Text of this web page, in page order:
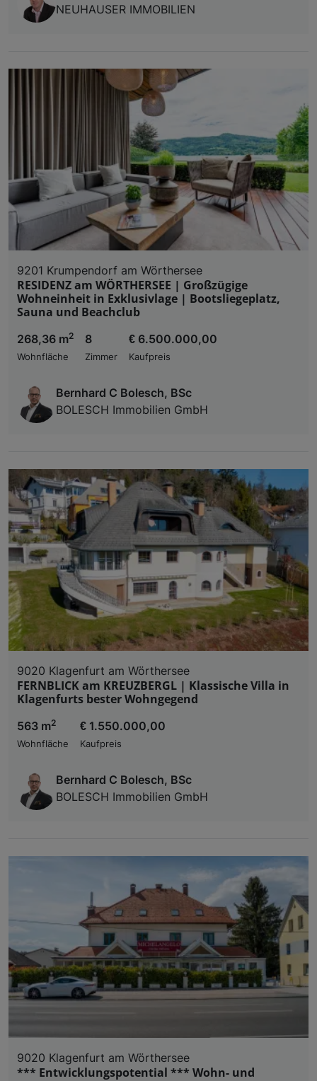
NEUHAUSER IMMOBILIEN
9201 Krumpendorf am Wörthersee
RESIDENZ am WÖRTHERSEE | Großzügige
Wohneinheit in Exklusivlage | Bootsliegeplatz,
Sauna und Beachclub
268,36 m2
Wohnfläche
8
Zimmer
€ 6.500.000,00
Kaufpreis
Bernhard C Bolesch, BSc
BOLESCH Immobilien GmbH
9020 Klagenfurt am Wörthersee
FERNBLICK am KREUZBERGL | Klassische Villa in
Klagenfurts bester Wohngegend
563 m2
Wohnfläche
€ 1.550.000,00
Kaufpreis
Bernhard C Bolesch, BSc
BOLESCH Immobilien GmbH
9020 Klagenfurt am Wörthersee
*** Entwicklungspotential *** Wohn- und